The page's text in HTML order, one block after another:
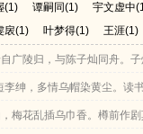
(1) 谭嗣同(1) 宇文虚中
扆(1) 叶梦得(1) 王涯(1)
广陵归，与陈子灿同舟。
《大铁椎传》。 大铁椎
来学，人以其雄健，呼宋
李绅，多情乌帽染黄尘。读
小春。
梅花乱插乌巾香。樽前作剧